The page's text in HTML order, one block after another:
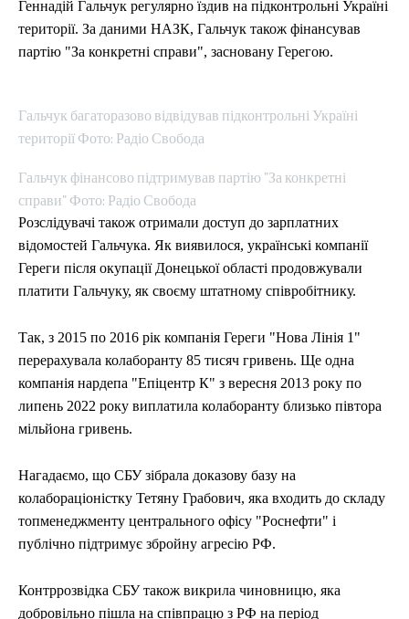
Геннадій Гальчук регулярно їздив на підконтрольні Україні
території. За даними НАЗК, Гальчук також фінансував
партію "За конкретні справи", засновану Герегою.
Гальчук багаторазово відвідував підконтрольні Україні
території Фото: Радіо Свобода
Гальчук фінансово підтримував партію "За конкретні
справи" Фото: Радіо Свобода
Розслідувачі також отримали доступ до зарплатних
відомостей Гальчука. Як виявилося, українські компанії
Гереги після окупації Донецької області продовжували
платити Гальчуку, як своєму штатному співробітнику.
Так, з 2015 по 2016 рік компанія Гереги "Нова Лінія 1"
перерахувала колаборанту 85 тисяч гривень. Ще одна
компанія нардепа "Епіцентр К" з вересня 2013 року по
липень 2022 року виплатила колаборанту близько півтора
мільйона гривень.
Нагадаємо, що СБУ зібрала доказову базу на
колабораціоністку Тетяну Грабович, яка входить до складу
топменеджменту центрального офісу "Роснефти" і
публічно підтримує збройну агресію РФ.
Контррозвідка СБУ також викрила чиновницю, яка
добровільно пішла на співпрацю з РФ на період